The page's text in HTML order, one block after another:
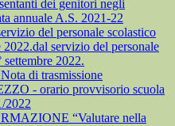
dei genitori negli
annuale A.S. 2021-22
del personale scolastico
2022.dal servizio del personale
settembre 2022.
di trasmissione
- orario provvisorio scuola
2022
“Valutare nella